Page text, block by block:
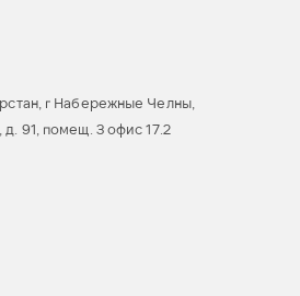
г Набережные Челны,
91, помещ. 3 офис 17.2